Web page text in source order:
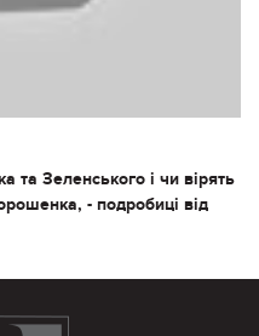
та Зеленського і чи вірять
- подробиці від